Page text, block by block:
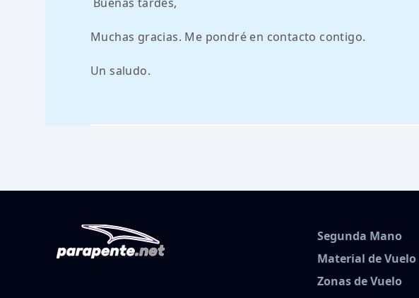
Muchas gracias. Me pondré en contacto contigo.
Un saludo.
Segunda Mano
Material de Vuelo
Zonas de Vuelo